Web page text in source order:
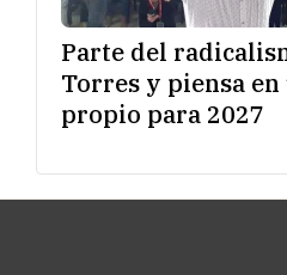
Parte del
Torres y piensa
propio para 2027